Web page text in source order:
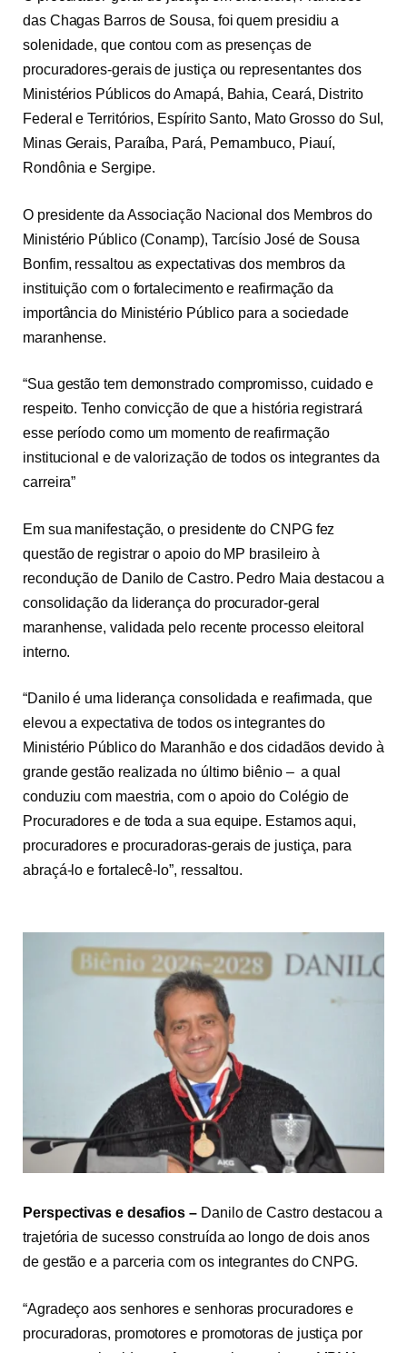
das Chagas Barros de Sousa, foi quem presidiu a
solenidade, que contou com as presenças de
procuradores-gerais de justiça ou representantes dos
Ministérios Públicos do Amapá, Bahia, Ceará, Distrito
Federal e Territórios, Espírito Santo, Mato Grosso do Sul,
Minas Gerais, Paraíba, Pará, Pernambuco, Piauí,
Rondônia e Sergipe.
O presidente da Associação Nacional dos Membros do
Ministério Público (Conamp), Tarcísio José de Sousa
Bonfim, ressaltou as expectativas dos membros da
instituição com o fortalecimento e reafirmação da
importância do Ministério Público para a sociedade
maranhense.
“Sua gestão tem demonstrado compromisso, cuidado e
respeito. Tenho convicção de que a história registrará
esse período como um momento de reafirmação
institucional e de valorização de todos os integrantes da
carreira”
Em sua manifestação, o presidente do CNPG fez
questão de registrar o apoio do MP brasileiro à
recondução de Danilo de Castro. Pedro Maia destacou a
consolidação da liderança do procurador-geral
maranhense, validada pelo recente processo eleitoral
interno.
“Danilo é uma liderança consolidada e reafirmada, que
elevou a expectativa de todos os integrantes do
Ministério Público do Maranhão e dos cidadãos devido à
grande gestão realizada no último biênio – a qual
conduziu com maestria, com o apoio do Colégio de
Procuradores e de toda a sua equipe. Estamos aqui,
procuradores e procuradoras-gerais de justiça, para
abraçá-lo e fortalecê-lo”, ressaltou.
Perspectivas e desafios – Danilo de Castro destacou a
trajetória de sucesso construída ao longo de dois anos
de gestão e a parceria com os integrantes do CNPG.
“Agradeço aos senhores e senhoras procuradores e
procuradoras, promotores e promotoras de justiça por